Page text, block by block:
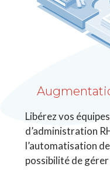
Libérez vos
d’administration
l’automatisation
possibilité de